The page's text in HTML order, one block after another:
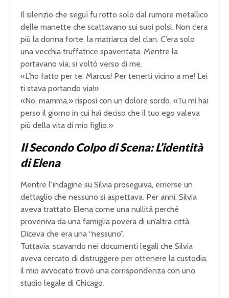
Il silenzio che seguì fu rotto solo dal rumore metallico
delle manette che scattavano sui suoi polsi. Non c’era
più la donna forte, la matriarca del clan. C’era solo
una vecchia truffatrice spaventata. Mentre la
portavano via, si voltò verso di me.
«L’ho fatto per te, Marcus! Per tenerti vicino a me! Lei
ti stava portando via!»
«No, mamma,» risposi con un dolore sordo. «Tu mi hai
perso il giorno in cui hai deciso che il tuo ego valeva
più della vita di mio figlio.»
Il Secondo Colpo di Scena: L’identità
di Elena
Mentre l’indagine su Silvia proseguiva, emerse un
dettaglio che nessuno si aspettava. Per anni, Silvia
aveva trattato Elena come una nullità perché
proveniva da una famiglia povera di un’altra città.
Diceva che era una “nessuno”.
Tuttavia, scavando nei documenti legali che Silvia
aveva cercato di distruggere per ottenere la custodia,
il mio avvocato trovò una corrispondenza con uno
studio legale di Chicago.